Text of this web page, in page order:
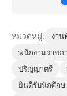
หมวดหมู่: งาน
พนักงานราชก
ปริญญาตรี
ยินดีรับนักศึกษ